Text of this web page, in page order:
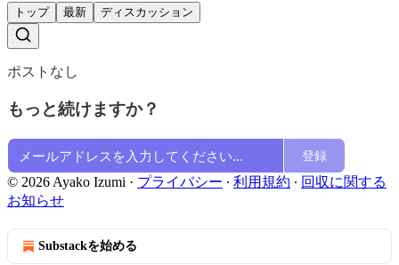
トップ 最新 ディスカッション
ポストなし
もっと続けますか？
登録
© 2026 Ayako Izumi · プライバシー ∙ 利用規約 ∙ 回収に関する
お知らせ
Substackを始める